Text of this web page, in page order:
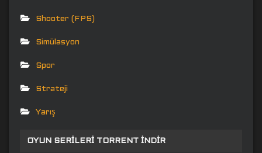
Shooter (FPS)
Simülasyon
Spor
Strateji
Yarış
OYUN SERILERI TORRENT İNDIR